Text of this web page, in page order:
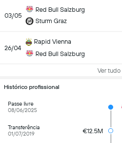
03/05
Red Bull Salzburg
Sturm Graz
26/04
Rapid Vienna
Red Bull Salzburg
Ver tudo
Histórico profissional
Passe livre
08/06/2025
Transferência
01/07/2019
€12.5M